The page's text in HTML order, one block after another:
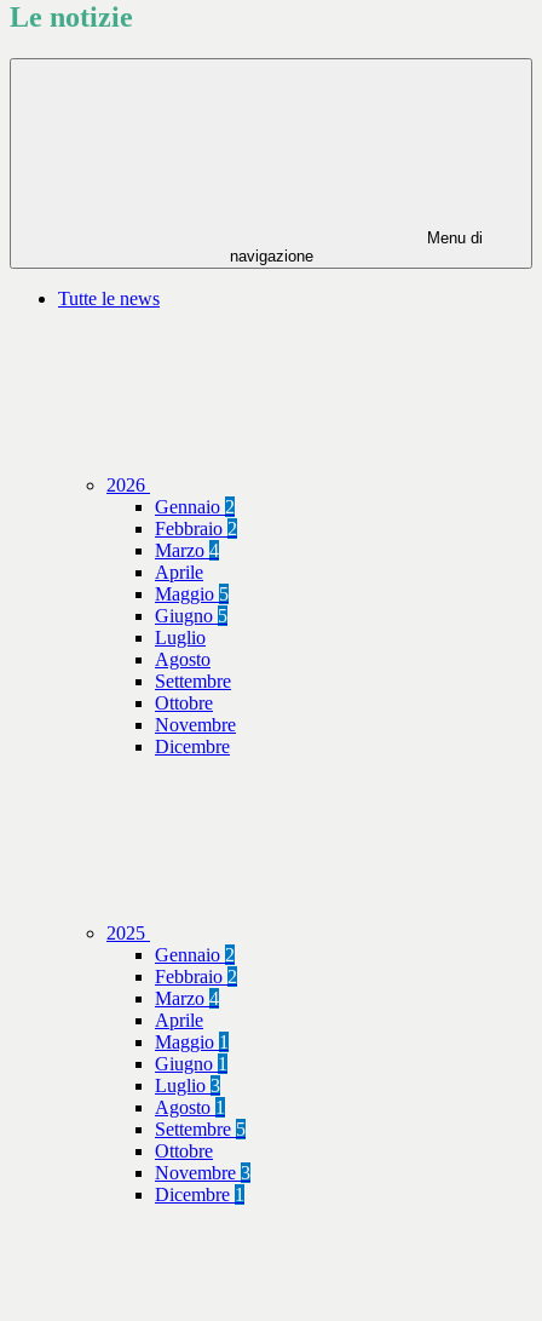
Le notizie
Menu di
navigazione
Tutte le news
2026
Gennaio 2
Febbraio 2
Marzo 4
Aprile
Maggio 5
Giugno 5
Luglio
Agosto
Settembre
Ottobre
Novembre
Dicembre
2025
Gennaio 2
Febbraio 2
Marzo 4
Aprile
Maggio 1
Giugno 1
Luglio 3
Agosto 1
Settembre 5
Ottobre
Novembre 3
Dicembre 1